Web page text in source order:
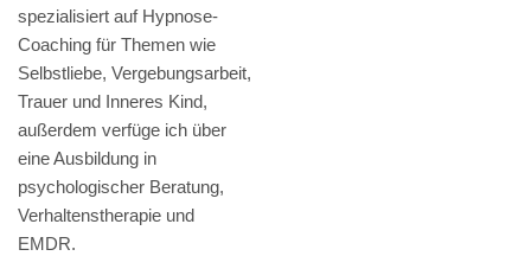
spezialisiert auf Hypnose-
Coaching für Themen wie
Selbstliebe, Vergebungsarbeit,
Trauer und Inneres Kind,
außerdem verfüge ich über
eine Ausbildung in
psychologischer Beratung,
Verhaltenstherapie und
EMDR.